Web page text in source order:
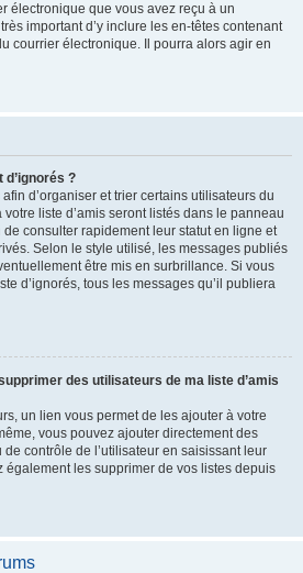
électronique que vous avez reçu à un
important d’y inclure les en-têtes contenant
courrier électronique. Il pourra alors agir en
d’ignorés ?
d’organiser et trier certains utilisateurs du
liste d’amis seront listés dans le panneau
consulter rapidement leur statut en ligne et
Selon le style utilisé, les messages publiés
être mis en surbrillance. Si vous
d’ignorés, tous les messages qu’il publiera
des utilisateurs de ma liste d’amis
un lien vous permet de les ajouter à votre
vous pouvez ajouter directement des
contrôle de l’utilisateur en saisissant leur
également les supprimer de vos listes depuis